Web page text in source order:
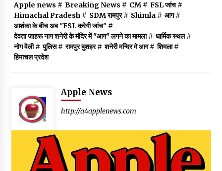
Apple news # Breaking News # CM# FSL जांच#
Himachal Pradesh# SDM रामपुर# Shimla# आग#
आशंका के बीच अब "FSL करेगी जांच"#
देवता जाहरू नाग शनेरी के मंदिर में "आग" लगने का मामला# धार्मिक स्थल#
नोग वैली# पुलिस# रामपुर बुशहर# शनेरी मन्दिर मे आग# शिमला#
हिमाचल प्रदेश
Apple News
http://a4applenews.com